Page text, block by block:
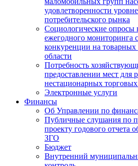
удовлетворенности
потребительского рынка
Социологические опросы
ежегодного мониторинга
конкуренции на
области
Потребность
предоставлении мест для
нестационарных торговых
Электронные услуги
Финансы
Об Управлении по
Публичные слушания по
проекту годового отчета
ЗГО
Бюджет
Внутренний